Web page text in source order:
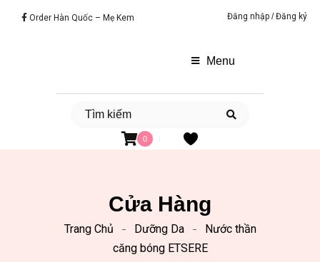
Order Hàn Quốc – Mẹ Kem Đăng nhập /Đăng ký
Menu
0
Cửa Hàng
Trang Chủ Dưỡng Da
Nước thần
căng bóng ETSERE